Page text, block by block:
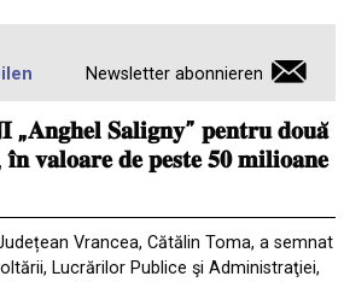
Newsletter abonnieren
„𝐀𝐧𝐠𝐡𝐞𝐥 𝐒𝐚𝐥𝐢𝐠𝐧𝐲” 𝐩𝐞𝐧𝐭𝐫𝐮 𝐝𝐨𝐮𝐚̆
𝐯𝐚𝐥𝐨𝐚𝐫𝐞 𝐝𝐞 𝐩𝐞𝐬𝐭𝐞 𝟓𝟎 𝐦𝐢𝐥𝐢𝐨𝐚𝐧𝐞
Vrancea, Cătălin Toma, a semnat
Lucrărilor Publice şi Administraţiei,